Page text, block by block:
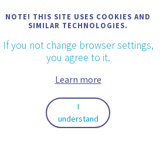
NOTE! THIS SITE USES COOKIES AND
SIMILAR TECHNOLOGIES.
If you not change browser settings,
you agree to it.
Learn more
I
understand
Angebote und Neuigkeiten.